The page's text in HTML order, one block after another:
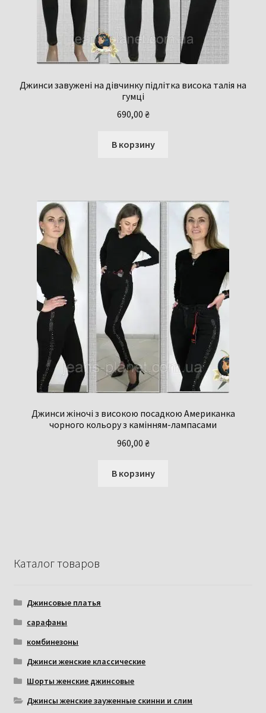
Джинси завужені на дівчинку підлітка висока талія на
гумці
690,00 ₴
В корзину
Джинси жіночі з високою посадкою Американка
чорного кольору з камінням-лампасами
960,00 ₴
В корзину
Каталог товаров
Джинсовые платья
сарафаны
комбинезоны
Джинси женские классические
Шорты женские джинсовые
Джинсы женские зауженные скинни и слим